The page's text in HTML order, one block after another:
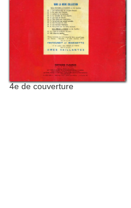
4e de couverture